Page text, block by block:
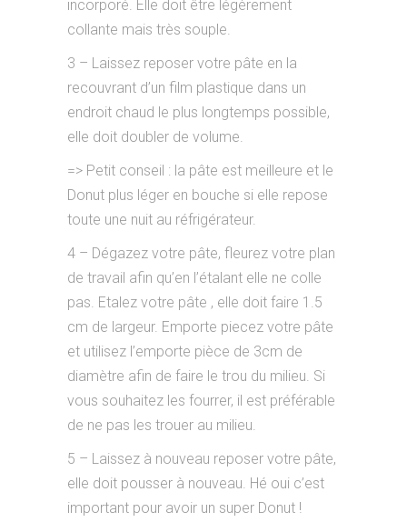
incorporé. Elle doit être légèrement
collante mais très souple.
3 – Laissez reposer votre pâte en la
recouvrant d’un film plastique dans un
endroit chaud le plus longtemps possible,
elle doit doubler de volume.
=> Petit conseil : la pâte est meilleure et le
Donut plus léger en bouche si elle repose
toute une nuit au réfrigérateur.
4 – Dégazez votre pâte, fleurez votre plan
de travail afin qu’en l’étalant elle ne colle
pas. Etalez votre pâte , elle doit faire 1.5
cm de largeur. Emporte piecez votre pâte
et utilisez l’emporte pièce de 3cm de
diamètre afin de faire le trou du milieu. Si
vous souhaitez les fourrer, il est préférable
de ne pas les trouer au milieu.
5 – Laissez à nouveau reposer votre pâte,
elle doit pousser à nouveau. Hé oui c’est
important pour avoir un super Donut !